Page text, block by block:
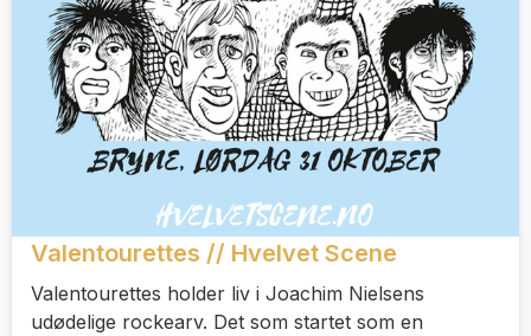
Valentourettes // Hvelvet Scene
Valentourettes holder liv i Joachim Nielsens
udødelige rockearv. Det som startet som en